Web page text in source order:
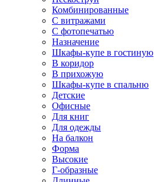
Комбинированные
С витражами
С фотопечатью
Назначение
Шкафы-купе в гостиную
В коридор
В прихожую
Шкафы-купе в спальню
Детские
Офисные
Для книг
Для одежды
На балкон
Форма
Высокие
Г-образные